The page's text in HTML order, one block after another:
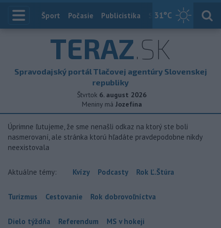
31°C
Index
Šport Počasie Publicistika Slovensko
TERAZ.SK
Spravodajský portál Tlačovej agentúry Slovenskej
republiky
Štvrtok 6. august 2026
Meniny má Jozefína
Úprimne ľutujeme, že sme nenašli odkaz na ktorý ste boli
nasmerovaní, ale stránka ktorú hľadáte pravdepodobne nikdy
neexistovala
Aktuálne témy: Kvízy Podcasty Rok Ľ.Štúra
Turizmus Cestovanie Rok dobrovoľníctva
Dielo týždňa Referendum MS v hokeji